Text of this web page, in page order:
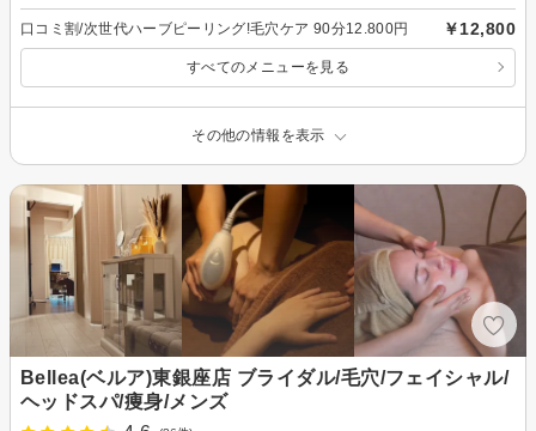
口コミ割/次世代ハーブピーリング!毛穴ケア 90分12.800円 ￥12,800
すべてのメニューを見る
その他の情報を表示
Bellea(ベルア)東銀座店 ブライダル/毛穴/フェイシャル/
ヘッドスパ/痩身/メンズ